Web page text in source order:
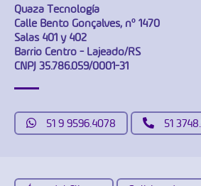
Quaza Tecnología
Calle Bento Gonçalves, nº 1470
Salas 401 y 402
Barrio Centro - Lajeado/RS
CNPJ 35.786.059/0001-31
51 9 9596.4078 51